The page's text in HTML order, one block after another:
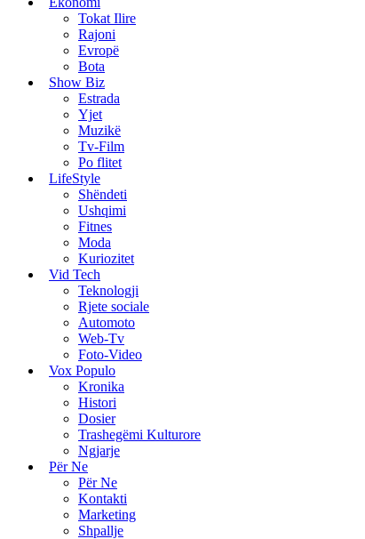
Tokat Ilire
Rajoni
Evropë
Bota
Show Biz
Estrada
Yjet
Muzikë
Tv-Film
Po flitet
LifeStyle
Shëndeti
Ushqimi
Fitnes
Moda
Kuriozitet
Vid Tech
Teknologji
Rjete sociale
Automoto
Web-Tv
Foto-Video
Vox Populo
Kronika
Histori
Dosier
Trashegëmi Kulturore
Ngjarje
Për Ne
Për Ne
Kontakti
Marketing
Shpallje